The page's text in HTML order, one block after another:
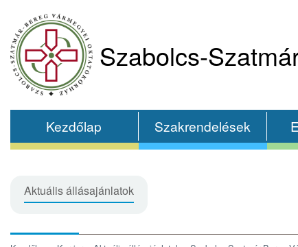
Szabolcs-
Kezdőlap Szakrendelések
Aktuális állásajánlatok